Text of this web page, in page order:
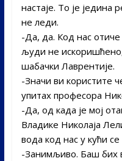
настаје. То је једина
не леди.
-Да, да. Код нас
људи не
шабачки Лаврентије.
-Значи ви користите
упитах професора
-Да, од када је мој
Владике Николаја
вода код нас у кући се
-Занимљиво. Баш бих